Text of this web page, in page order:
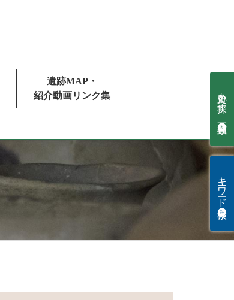
遺跡MAP・
紹介動画リンク集
史跡を探す 種類順一覧
キーワード検索